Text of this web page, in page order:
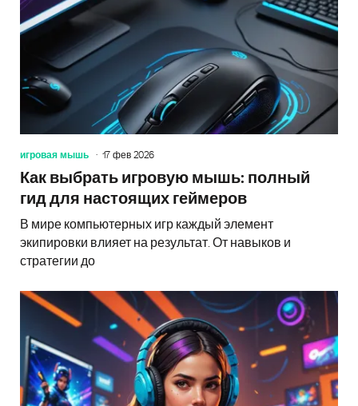
игровая мышь 17 фев 2026
Как выбрать игровую мышь: полный
гид для настоящих геймеров
В мире компьютерных игр каждый элемент
экипировки влияет на результат. От навыков и
стратегии до